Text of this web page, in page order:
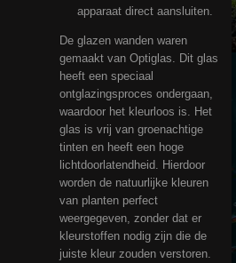
apparaat direct aansluiten.
De glazen wanden waren
gemaakt van Optiglas. Dit glas
heeft een speciaal
ontglazingsproces ondergaan,
waardoor het kleurloos is. Het
glas is vrij van groenachtige
tinten en heeft een hoge
lichtdoorlatendheid. Hierdoor
worden de natuurlijke kleuren
van planten perfect
weergegeven, zonder dat er
kleurstoffen nodig zijn die de
juiste kleur zouden verstoren.